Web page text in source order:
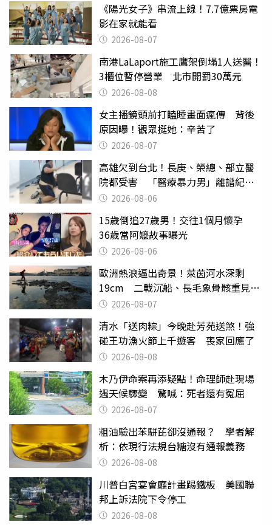
《陽光女子》串流上線！7.7億票房電
影在家就能看
2026-08-07
南港LaLaport施工鷹架倒塌1人送醫！
3櫃位暫停營業 北市開罰30萬元
2026-08-08
女主播鏡頭前打瞌睡畫面瘋傳 背後
原因曝！觀眾挺她：辛苦了
2026-08-07
高雄欠到台北！長庚、榮總、部立醫
院都受害 「醫療暴力男」離譜紀錄
曝光2026-08-06
15歲倒追27歲男！交往1個月懷孕
36歲當阿嬤故事曝光
2026-08-06
歐洲熱浪逼出奇景！萊茵河水深剩
19cm 二戰沉船、長毛象骨骸重見天
日 2026-08-07
清水「送肉粽」今晚赴芳苑送煞！強
碰王功漁火節上千遊客 喪家回應了
2026-08-08
木乃伊命案再添疑點！命理師赴現場
遇天候驟變 驚喊：死者還有冤屈
2026-08-07
粗油驗出苯駢芘卻沒通報？ 學者解
析：依現行法規台糖沒有通報義務
2026-08-08
川普白宮宴會廳計畫踢鐵板 美國聯
邦上訴法院下令停工
2026-08-08